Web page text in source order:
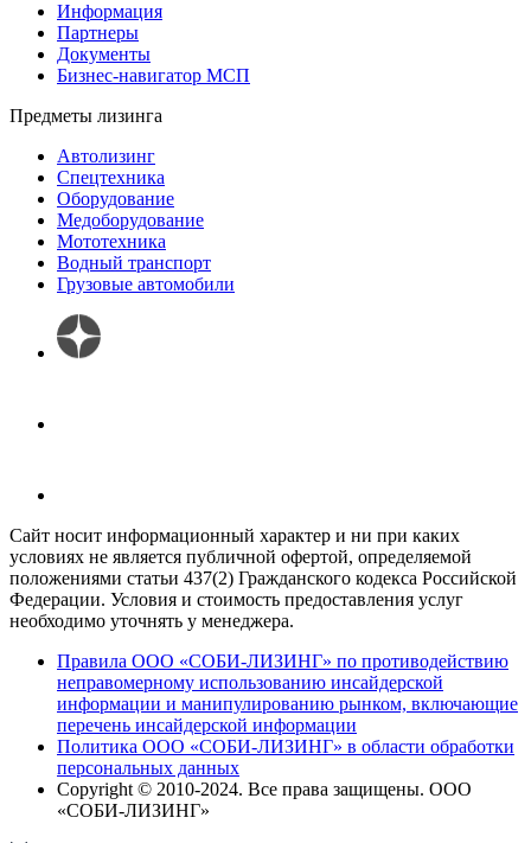
Информация
Партнеры
Документы
Бизнес-навигатор МСП
Предметы лизинга
Автолизинг
Спецтехника
Оборудование
Медоборудование
Мототехника
Водный транспорт
Грузовые автомобили
Сайт носит информационный характер и ни при каких
условиях не является публичной офертой, определяемой
положениями статьи 437(2) Гражданского кодекса Российской
Федерации. Условия и стоимость предоставления услуг
необходимо уточнять у менеджера.
Правила ООО «СОБИ-ЛИЗИНГ» по противодействию
неправомерному использованию инсайдерской
информации и манипулированию рынком, включающие
перечень инсайдерской информации
Политика ООО «СОБИ-ЛИЗИНГ» в области обработки
персональных данных
Copyright © 2010-2024. Все права защищены. ООО
«СОБИ-ЛИЗИНГ»